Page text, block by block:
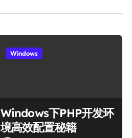
Windows
Windows下PHP开发环
境高效配置秘籍